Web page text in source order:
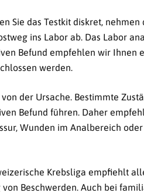
Sie das Testkit diskret,
ins Labor ab. Das Labor
Befund empfehlen wir Ihnen
werden.
der Ursache. Bestimmte
Befund führen. Daher
Wunden im Analbereich
Krebsliga empfiehlt
Beschwerden. Auch bei